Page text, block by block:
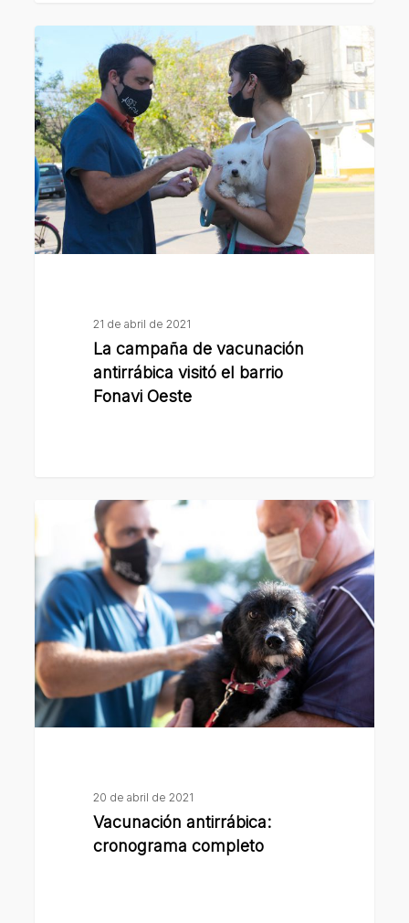
La
campaña
de
vacunación
antirrábica
visitó
el
barrio
Fonavi
21 de abril de 2021
La campaña de vacunación
antirrábica visitó el barrio
Fonavi Oeste
Vacunación
antirrábica:
cronograma
completo
20 de abril de 2021
Vacunación antirrábica:
cronograma completo